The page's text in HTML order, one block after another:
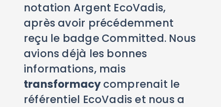
notation Argent EcoVadis,
après avoir précédemment
reçu le badge Committed. Nous
avions déjà les bonnes
informations, mais
transformacy comprenait le
référentiel EcoVadis et nous a